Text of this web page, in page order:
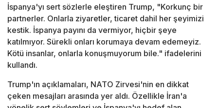
İspanya'yı sert sözlerle eleştiren Trump, "Korkunç bir
partnerler. Onlarla ziyaretler, ticaret dahil her şeyimizi
kestik. İspanya payını da vermiyor, hiçbir şeye
katılmıyor. Sürekli onları korumaya devam edemeyiz.
Kötü insanlar, onlarla konuşmuyorum bile." ifadelerini
kullandı.
Trump'ın açıklamaları, NATO Zirvesi'nin en dikkat
çeken mesajları arasında yer aldı. Özellikle İran'a